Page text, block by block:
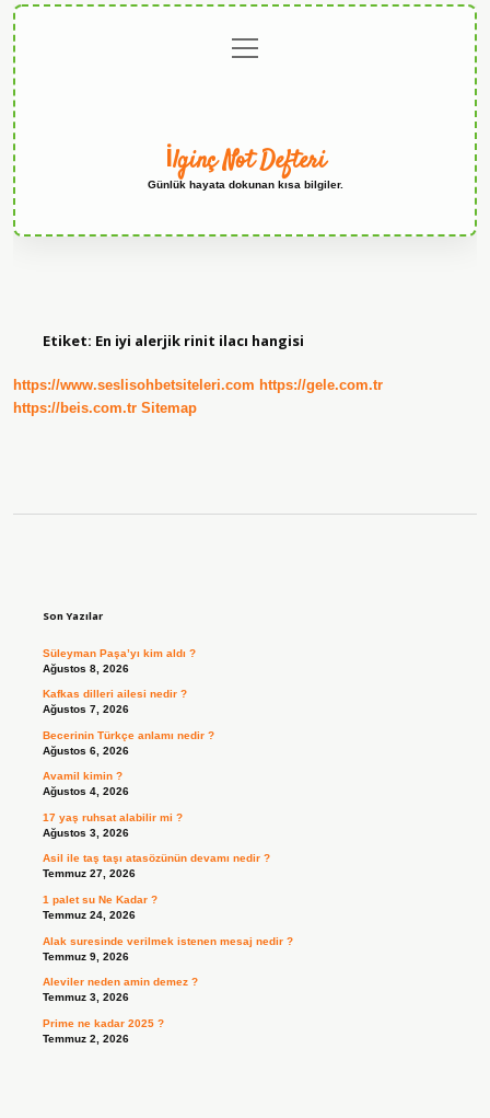
menüyü
aç
İlginç Not Defteri
Günlük hayata dokunan kısa bilgiler.
Etiket: En iyi alerjik rinit ilacı hangisi
https://www.seslisohbetsiteleri.com https://gele.com.tr
https://beis.com.tr Sitemap
Son Yazılar
Süleyman Paşa’yı kim aldı ?
Ağustos 8, 2026
Kafkas dilleri ailesi nedir ?
Ağustos 7, 2026
Becerinin Türkçe anlamı nedir ?
Ağustos 6, 2026
Avamil kimin ?
Ağustos 4, 2026
17 yaş ruhsat alabilir mi ?
Ağustos 3, 2026
Asil ile taş taşı atasözünün devamı nedir ?
Temmuz 27, 2026
1 palet su Ne Kadar ?
Temmuz 24, 2026
Alak suresinde verilmek istenen mesaj nedir ?
Temmuz 9, 2026
Aleviler neden amin demez ?
Temmuz 3, 2026
Prime ne kadar 2025 ?
Temmuz 2, 2026